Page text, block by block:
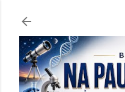
Pular para